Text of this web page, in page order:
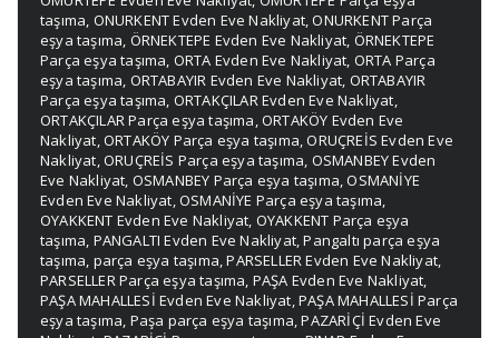
taşıma, ONURKENT Evden Eve Nakliyat,ONURKENT Parça
eşya taşıma, ÖRNEKTEPE Evden Eve Nakliyat, ÖRNEKTEPE
Parça eşya taşıma, ORTA Evden Eve Nakliyat, ORTA Parça
eşya taşıma, ORTABAYIR Evden Eve Nakliyat, ORTABAYIR
Parça eşya taşıma, ORTAKÇILAR Evden Eve Nakliyat,
ORTAKÇILAR Parça eşya taşıma,ORTAKÖY Evden Eve
Nakliyat,ORTAKÖY Parça eşya taşıma,ORUÇREİS Evden Eve
Nakliyat,ORUÇREİS Parça eşya taşıma, OSMANBEY Evden
Eve Nakliyat, OSMANBEY Parça eşya taşıma,OSMANİYE
Evden Eve Nakliyat,OSMANİYE Parça eşya taşıma,
OYAKKENT Evden Eve Nakliyat, OYAKKENT Parça eşya
taşıma, PANGALTI Evden Eve Nakliyat,Pangaltı parça eşya
taşıma, parça eşya taşıma,PARSELLER Evden Eve Nakliyat,
PARSELLER Parça eşya taşıma, PAŞA Evden Eve Nakliyat,
PAŞA MAHALLESİ Evden Eve Nakliyat,PAŞA MAHALLESİ Parça
eşya taşıma, Paşa parça eşya taşıma,PAZARİÇİ Evden Eve